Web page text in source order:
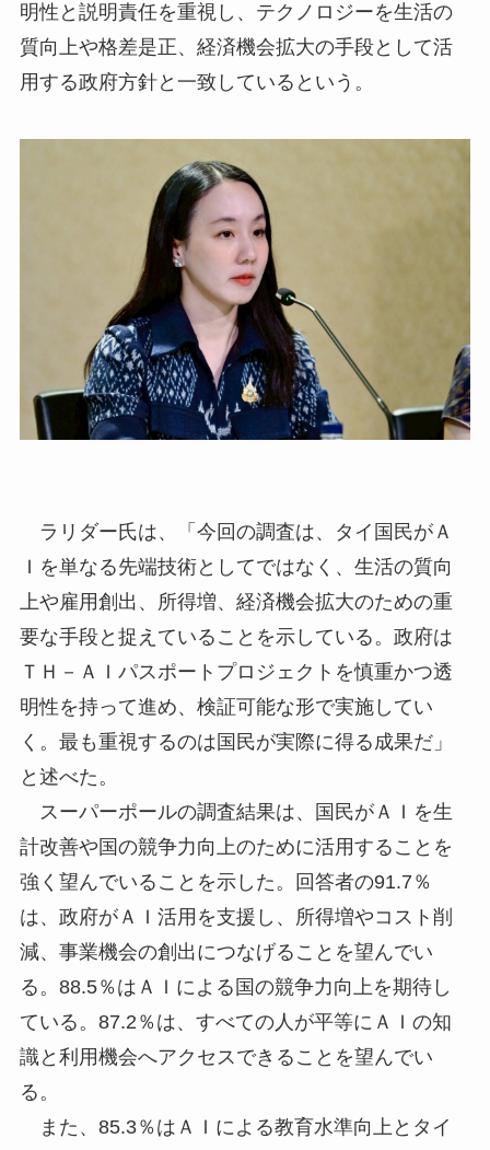
明性と説明責任を重視し、テクノロジーを生活の
質向上や格差是正、経済機会拡大の手段として活
用する政府方針と一致しているという。
ラリダー氏は、「今回の調査は、タイ国民がＡ
Ｉを単なる先端技術としてではなく、生活の質向
上や雇用創出、所得増、経済機会拡大のための重
要な手段と捉えていることを示している。政府は
ＴＨ－ＡＩパスポートプロジェクトを慎重かつ透
明性を持って進め、検証可能な形で実施してい
く。最も重視するのは国民が実際に得る成果だ」
と述べた。
スーパーポールの調査結果は、国民がＡＩを生
計改善や国の競争力向上のために活用することを
強く望んでいることを示した。回答者の91.7％
は、政府がＡＩ活用を支援し、所得増やコスト削
減、事業機会の創出につなげることを望んでい
る。88.5％はＡＩによる国の競争力向上を期待し
ている。87.2％は、すべての人が平等にＡＩの知
識と利用機会へアクセスできることを望んでい
る。
また、85.3％はＡＩによる教育水準向上とタイ